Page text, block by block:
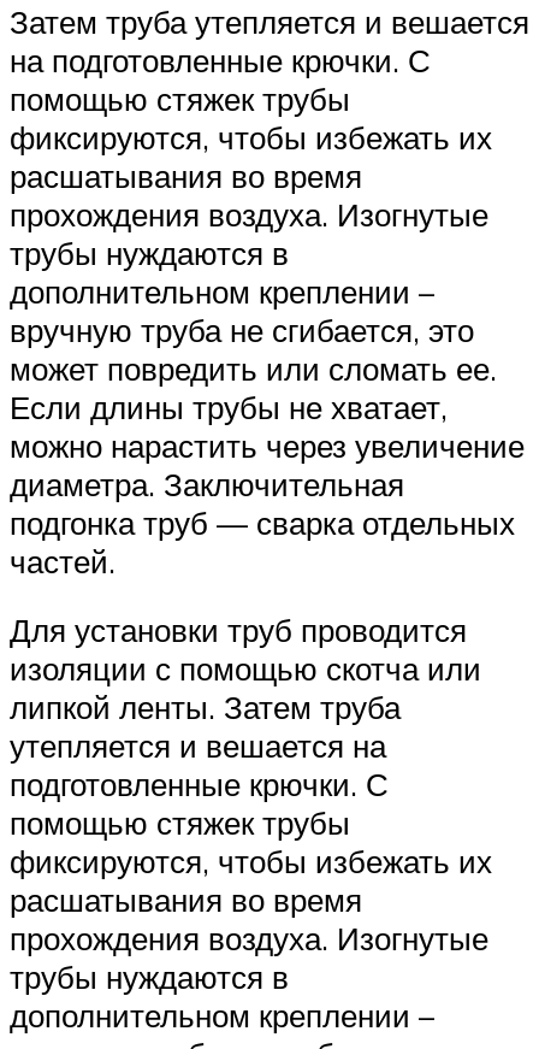
Затем труба утепляется и вешается
на подготовленные крючки. С
помощью стяжек трубы
фиксируются, чтобы избежать их
расшатывания во время
прохождения воздуха. Изогнутые
трубы нуждаются в
дополнительном креплении –
вручную труба не сгибается, это
может повредить или сломать ее.
Если длины трубы не хватает,
можно нарастить через увеличение
диаметра. Заключительная
подгонка труб — сварка отдельных
частей.
Для установки труб проводится
изоляции с помощью скотча или
липкой ленты. Затем труба
утепляется и вешается на
подготовленные крючки. С
помощью стяжек трубы
фиксируются, чтобы избежать их
расшатывания во время
прохождения воздуха. Изогнутые
трубы нуждаются в
дополнительном креплении –